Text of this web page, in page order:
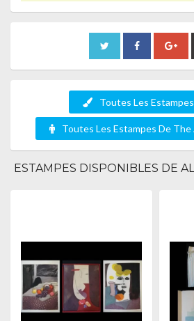
Toutes Les
Toutes Les Estampes De The
ESTAMPES DISPONIBLES DE